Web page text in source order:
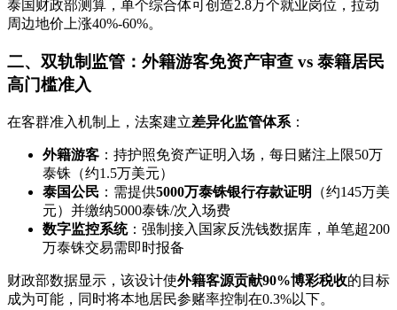
泰国财政部测算，单个综合体可创造2.8万个就业岗位，拉动
周边地价上涨40%-60%。
二、双轨制监管：外籍游客免资产审查 vs 泰籍居民
高门槛准入
在客群准入机制上，法案建立‌差异化监管体系 ‌：
外籍游客 ‌：持护照免资产证明入场，每日赌注上限50万
泰铢（约1.5万美元）
泰国公民 ‌：需提供‌5000万泰铢银行存款证明
‌（约145万美
元）并缴纳5000泰铢/次入场费
数字监控系统‌：强制接入国家反洗钱数据库，单笔超200
万泰铢交易需即时报备
财政部数据显示，该设计使‌外籍客源贡献90%博彩税收‌的目标
成为可能，同时将本地居民参赌率控制在0.3%以下。